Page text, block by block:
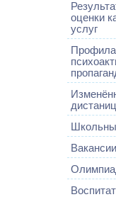
оценки
услуг
Вакансии